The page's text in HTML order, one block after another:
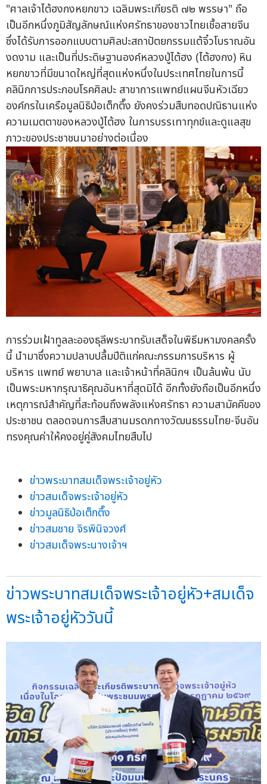
"ศาลเจ้าไต้ฮงกงหยกขาว เฉลิมพระเกียรติ ๗๒ พรรษา" ถือ
เป็นอีกหนึ่งภูมิสัญลักษณ์แห่งศรัทธาของชาวไทยเชื้อสายจีน
ซึ่งได้รับการออกแบบตามศิลปะสถาปัตยกรรมแต้จิ๋วโบราณอัน
งดงาม และเป็นที่ประดิษฐานองค์หลวงปู่ไต้ฮง (ไต้ฮงกง) หิน
หยกขาวที่มีขนาดใหญ่ที่สุดแห่งหนึ่งในประเทศไทยในการนี้
คลินิกการประกอบโรคศิลปะ สาขาการแพทย์แผนจีนหัวเฉียว
องค์กรในเครือมูลนิธิป่อเต็กตึ๊ง ยังคงร่วมสืบทอดปณิธานแห่ง
ความเมตตาของหลวงปู่ไต้ฮง ในการบรรเทาทุกข์และดูแลสุข
ภาวะของประชาชนมาอย่างต่อเนื่อง
การร่วมเฝ้าทูลละอองธุลีพระบาทรับเสด็จในพิธีมหามงคลครั้ง
นี้ นำมาซึ่งความปลาบปลื้มปีติแก่คณะกรรมการบริหาร ผู้
บริหาร แพทย์ พยาบาล และเจ้าหน้าที่คลินิกฯ เป็นล้นพ้น นับ
เป็นพระมหากรุณาธิคุณอันหาที่สุดมิได้ อีกทั้งยังถือเป็นอีกหนึ่ง
เหตุการณ์สำคัญที่สะท้อนถึงพลังแห่งศรัทธา ความสามัคคีของ
ประชาชน ตลอดจนการสืบสานมรดกทางวัฒนธรรมไทย-จีนอัน
ทรงคุณค่าให้คงอยู่คู่สังคมไทยสืบไป
ข่าวพระบาทสมเด็จพระเจ้าอยู่หัว
ข่าวสมเด็จพระเจ้าอยู่หัว
ข่าวมูลนิธิป่อเต็กตึ๊ง
ข่าวสมชาย จิรพินิจวงศ์
ข่าวสมเด็จพระนางเจ้าฯ
ข่าวพระบาทสมเด็จพระเจ้าอยู่หัว+สมเด็จ
พระเจ้าอยู่หัววันนี้